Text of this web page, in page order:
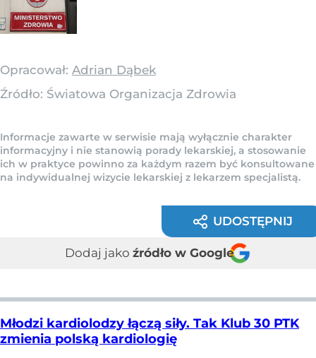
Opracował: Adrian Dąbek
Źródło: Światowa Organizacja Zdrowia
Informacje zawarte w serwisie mają wyłącznie charakter
informacyjny i nie stanowią porady lekarskiej, a stosowanie
ich w praktyce powinno za każdym razem być konsultowane
na indywidualnej wizycie lekarskiej z lekarzem specjalistą.
UDOSTĘPNIJ
Dodaj jako źródło w Google
Młodzi kardiolodzy łączą siły. Tak Klub 30 PTK
zmienia polską kardiologię